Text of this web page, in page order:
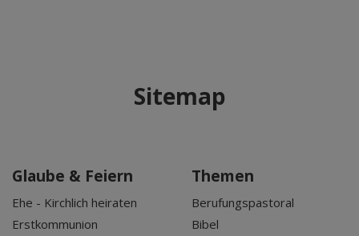
Sitemap
Glaube & Feiern
Ehe - Kirchlich heiraten
Erstkommunion
Themen
Berufungspastoral
Bibel